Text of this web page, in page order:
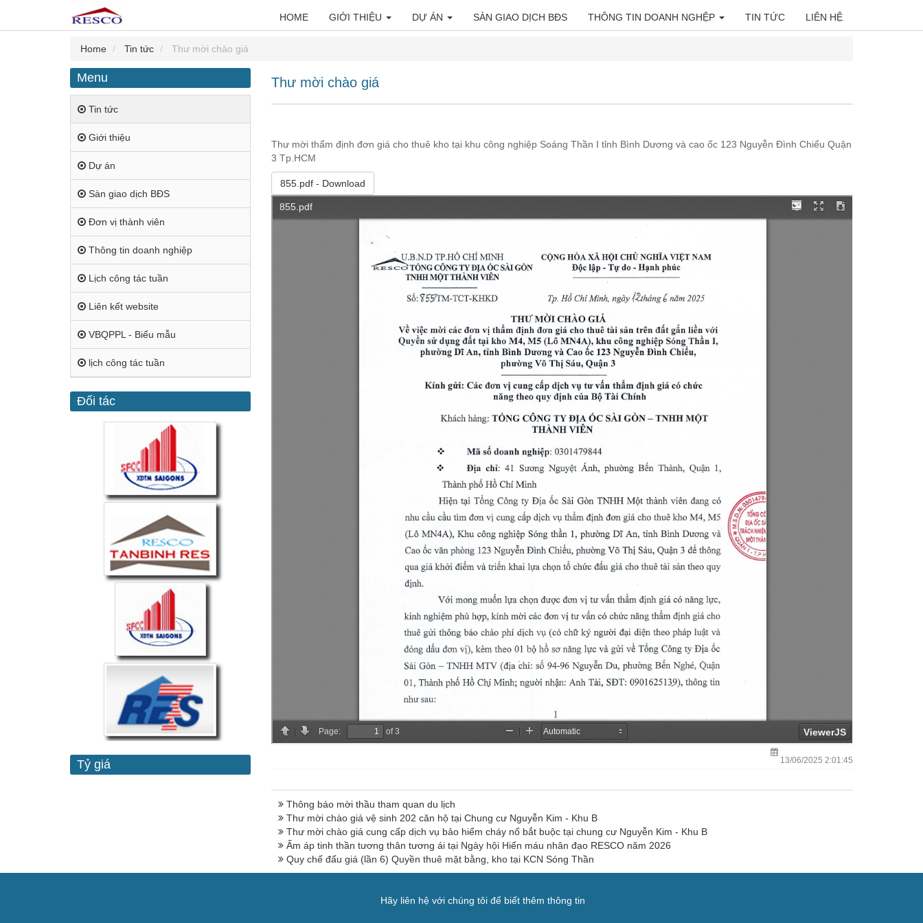
HOME GIỚI THIỆU DỰ ÁN SÀN GIAO DỊCH BĐS THÔNG TIN DOANH NGHỆP TIN TỨC LIÊN HỆ
Home Tin tức Thư mời chào giá
Menu
Tin tức
Giới thiệu
Dự án
Sàn giao dịch BĐS
Đơn vị thành viên
Thông tin doanh nghiệp
Lịch công tác tuần
Liên kết website
VBQPPL - Biểu mẫu
lịch công tác tuần
Đối tác
Tỷ giá
Thư mời chào giá
Thư mời thẩm định đơn giá cho thuê kho tại khu công nghiệp Soáng Thần I tỉnh Bình Dương và cao ốc 123 Nguyễn Đình Chiểu Quận
3 Tp.HCM
855.pdf- Download
13/06/2025 2:01:45
Thông báo mời thầu tham quan du lịch
Thư mời chào giá vệ sinh 202 căn hộ tại Chung cư Nguyễn Kim - Khu B
Thư mời chào giá cung cấp dịch vụ bảo hiểm cháy nổ bắt buộc tại chung cư Nguyễn Kim - Khu B
Ấm áp tinh thần tương thân tương ái tại Ngày hội Hiến máu nhân đạo RESCO năm 2026
Quy chế đấu giá (lần 6) Quyền thuê mặt bằng, kho tại KCN Sóng Thần
Hãy liên hệ với chúng tôi để biết thêm thông tin